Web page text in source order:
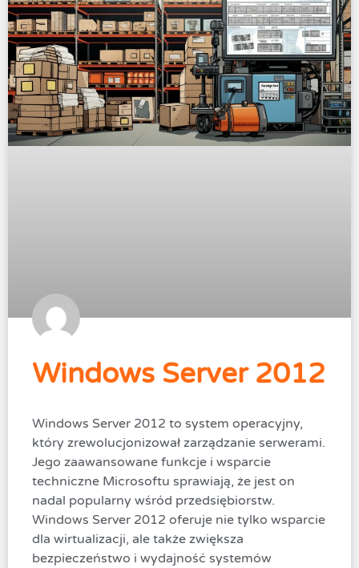
Windows Server 2012
Windows Server 2012 to system operacyjny,
który zrewolucjonizował zarządzanie serwerami.
Jego zaawansowane funkcje i wsparcie
techniczne Microsoftu sprawiają, że jest on
nadal popularny wśród przedsiębiorstw.
Windows Server 2012 oferuje nie tylko wsparcie
dla wirtualizacji, ale także zwiększa
bezpieczeństwo i wydajność systemów